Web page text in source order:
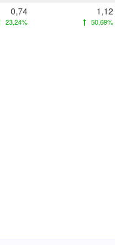
0,74
23,24%
1,12
50,69%